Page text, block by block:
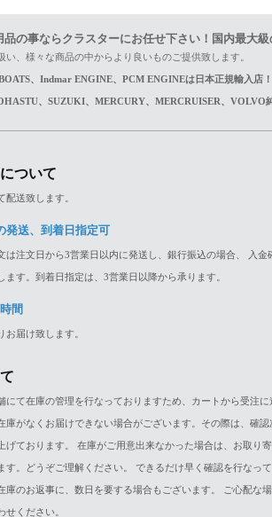
の事ならクラスターにお任せ下さい！国内最大
い、様々な商品の中からより良いものご提供致します。
、Indmar ENGINE、PCM ENGINEは日本正規輸入店！
、SUZUKI、MERCURY、MERCRUISER、VOLVO
配送致します。
発送、到着日指定可
は注文日から3営業日以内に発送し、銀行振込の場合、 入金
ます。到着日指定は、3営業日以降から承ります。
間
お届け致します。
にて在庫の管理を行なっておりますため、カートから受注に
庫がなくお届けできない場合がございます。その際は、確認
げております。 在庫がご用意出来なかった場合は、お取り
す。どうぞご理解ください。 できるだけ早く確認を行なっ
庫のお返事に、数日を要する場合もございます。 ご心配な
せください。